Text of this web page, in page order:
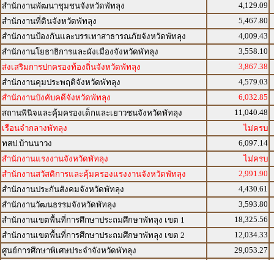
สำนักงานพัฒนาชุมชนจังหวัดพัทลุง
4,129.09
สำนักงานที่ดินจังหวัดพัทลุง
5,467.80
สำนักงานป้องกันและบรรเทาสาธารณภัยจังหวัดพัทลุง
4,009.43
สำนักงานโยธาธิการและผังเมืองจังหวัดพัทลุง
3,558.10
ส่งเสริมการปกครองท้องถิ่นจังหวัดพัทลุง
3,867.38
สำนักงานคุมประพฤติจังหวัดพัทลุง
4,579.03
สำนักงานบังคับคดีจังหวัดพัทลุง
6,032.85
สถานพินิจและคุ้มครองเด็กและเยาวชนจังหวัดพัทลุง
11,040.48
เรือนจำกลางพัทลุง
ไม่ครบ
ทสป.บ้านนาวง
6,097.14
สำนักงานแรงงานจังหวัดพัทลุง
ไม่ครบ
สำนักงานสวัสดิการและคุ้มครองแรงงานจังหวัดพัทลุง
2,991.90
สำนักงานประกันสังคมจังหวัดพัทลุง
4,430.61
สำนักงานวัฒนธรรมจังหวัดพัทลุง
3,593.80
สำนักงานเขตพื้นที่การศึกษาประถมศึกษาพัทลุง เขต 1
18,325.56
สำนักงานเขตพื้นที่การศึกษาประถมศึกษาพัทลุง เขต 2
12,034.33
ศูนย์การศึกษาพิเศษประจำจังหวัดพัทลุง
29,053.27